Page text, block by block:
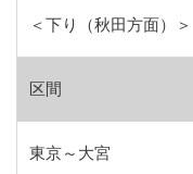
＜下り（秋田方面）＞
区間
東京～大宮